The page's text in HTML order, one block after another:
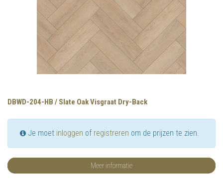
DBWD-204-HB / Slate Oak Visgraat Dry-Back
Je moet inloggen of registreren om de prijzen te zien.
Meer informatie